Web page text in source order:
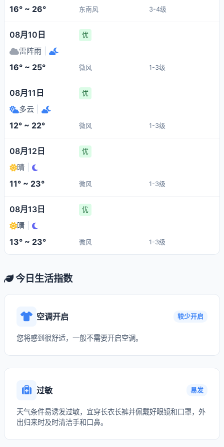
16° ~ 26° 东南风 3-4级
08月10日 优
雷阵雨
16° ~ 25° 微风 1-3级
08月11日 优
多云
12° ~ 22° 微风 1-3级
08月12日 优
晴
11° ~ 23° 微风 1-3级
08月13日 优
晴
13° ~ 23° 微风 1-3级
今日生活指数
空调开启 较少开启
您将感到很舒适，一般不需要开启空调。
过敏 易发
天气条件易诱发过敏，宜穿长衣长裤并佩戴好眼镜和口罩，外
出归来时及时清洁手和口鼻。